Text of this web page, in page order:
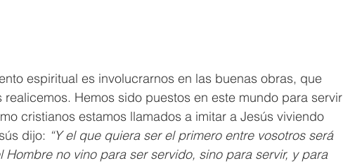
espiritual es involucrarnos en las buenas obras, que
Hemos sido puestos en este mundo para servir
cristianos estamos llamados a imitar a Jesús viviendo
dijo: “Y el que quiera ser el primero entre vosotros será
Hombre no vino para ser servido, sino para servir, y para